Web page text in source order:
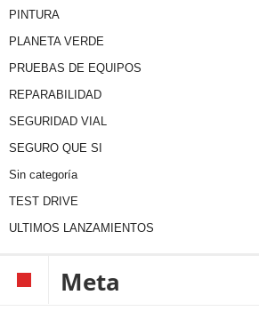
PINTURA
PLANETA VERDE
PRUEBAS DE EQUIPOS
REPARABILIDAD
SEGURIDAD VIAL
SEGURO QUE SI
Sin categoría
TEST DRIVE
ULTIMOS LANZAMIENTOS
Meta